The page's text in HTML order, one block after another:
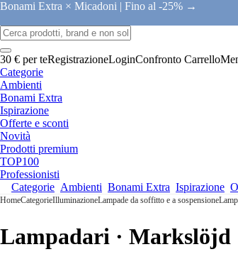
Bonami Extra × Micadoni | Fino al -25% →
30 € per teRegistrazioneLoginConfronto Carrello
Categorie
Ambienti
Bonami Extra
Ispirazione
Offerte e sconti
Novità
Prodotti premium
TOP100
Professionisti
Categorie Ambienti Bonami Extra Ispirazione
HomeCategorieIlluminazioneLampade da soffitto e a sospensione
Lampadari · Markslöjd